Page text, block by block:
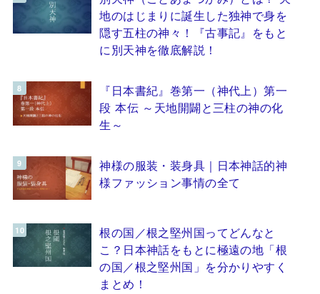
地のはじまりに誕生した独神で身を
隠す五柱の神々！『古事記』をもと
に別天神を徹底解説！
『日本書紀』巻第一（神代上）第一
段 本伝 ～天地開闢と三柱の神の化
生～
神様の服装・装身具｜日本神話的神
様ファッション事情の全て
根の国／根之堅州国ってどんなと
こ？日本神話をもとに極遠の地「根
の国／根之堅州国」を分かりやすく
まとめ！